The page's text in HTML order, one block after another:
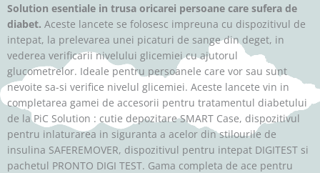
Solution esentiale in trusa oricarei persoane care sufera de
diabet. Aceste lancete se folosesc impreuna cu dispozitivul de
intepat, la prelevarea unei picaturi de sange din deget, in
vederea verificarii nivelului glicemiei cu ajutorul
glucometrelor. Ideale pentru persoanele care vor sau sunt
nevoite sa-si verifice nivelul glicemiei. Aceste lancete vin in
completarea gamei de accesorii pentru tratamentul diabetului
de la PiC Solution : cutie depozitare SMART Case, dispozitivul
pentru inlaturarea in siguranta a acelor din stilourile de
insulina SAFEREMOVER, dispozitivul pentru intepat DIGITEST si
pachetul PRONTO DIGI TEST. Gama completa de ace pentru